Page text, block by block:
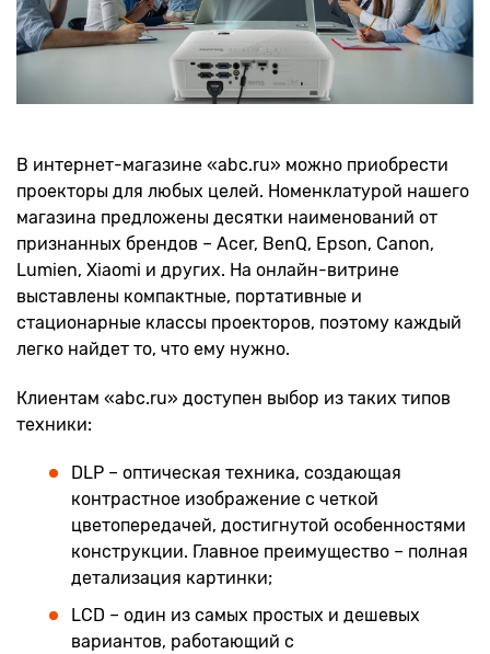
В интернет-магазине «abc.ru» можно приобрести
проекторы для любых целей. Номенклатурой нашего
магазина предложены десятки наименований от
признанных брендов – Acer, BenQ, Epson, Canon,
Lumien, Xiaomi и других. На онлайн-витрине
выставлены компактные, портативные и
стационарные классы проекторов, поэтому каждый
легко найдет то, что ему нужно.
Клиентам «abc.ru» доступен выбор из таких типов
техники:
DLP – оптическая техника, создающая
контрастное изображение с четкой
цветопередачей, достигнутой особенностями
конструкции. Главное преимущество – полная
детализация картинки;
LCD – один из самых простых и дешевых
вариантов, работающий с